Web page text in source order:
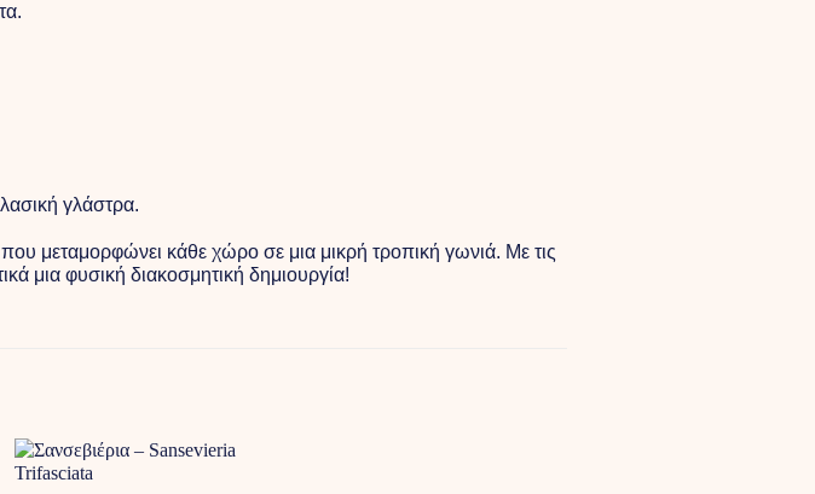
γλάστρα.
που μεταμορφώνει κάθε χώρο σε μια μικρή τροπική γωνιά. Με τις
μια φυσική διακοσμητική δημιουργία!